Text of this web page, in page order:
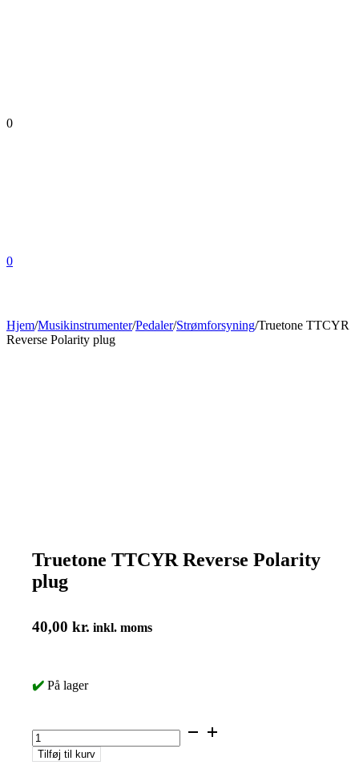
0
0
Hjem/Musikinstrumenter/Pedaler/Strømforsyning/Truetone TTCYR
Reverse Polarity plug
Truetone TTCYR Reverse Polarity
plug
40,00 kr. inkl. moms
✔️ På lager
Truetone
TTCYR
Reverse
Tilføj til kurv